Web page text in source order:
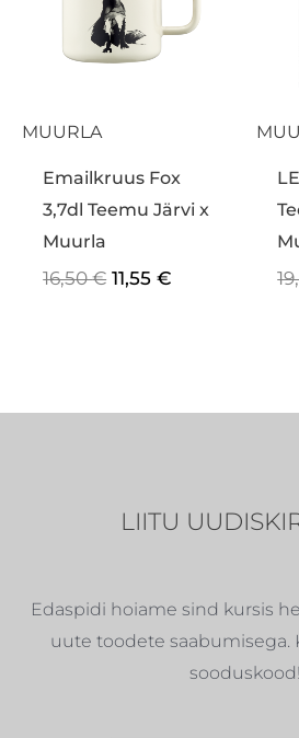
MUURLA
Emailkruus Fox
3,7dl Teemu Järvi x
Muurla
16,50€ 11,55€
LIITU
Edaspidi hoiame sind kursis
uute toodete saabumisega.
sooduskood!